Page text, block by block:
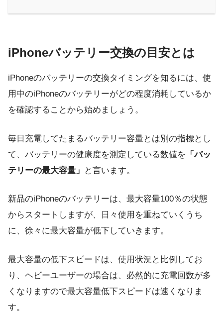
iPhoneバッテリー交換の目安とは
iPhoneのバッテリーの交換タイミングを知るには、使
用中のiPhoneのバッテリーがどの程度消耗しているか
を確認することから始めましょう。
毎日充電してたまるバッテリー容量とは別の指標とし
て、バッテリーの健康度を測定している数値を 「バッ
テリーの最大容量」
と言います。
新品のiPhoneのバッテリーは、最大容量100％の状態
からスタートしますが、日々使用を重ねていくうち
に、徐々に最大容量が低下していきます。
最大容量の低下スピードは、使用状況と比例してお
り、ヘビーユーザーの場合は、必然的に充電回数が多
くなりますので最大容量低下スピードは速くなりま
す。